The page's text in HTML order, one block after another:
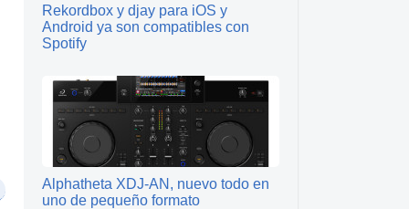
Rekordbox y djay para iOS y
Android ya son compatibles con
Spotify
Alphatheta XDJ-AN, nuevo todo en
uno de pequeño formato